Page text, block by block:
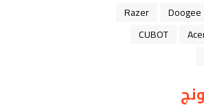
Doogee
Razer
CUBOT